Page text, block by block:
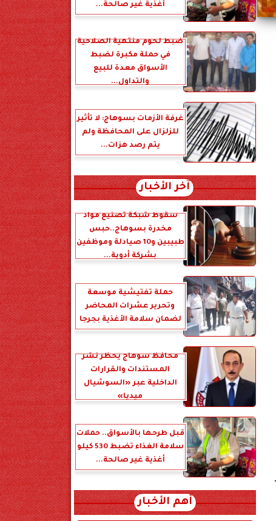
أغذية غير صالحة...
ضبط لحوم منتهية الصلاحية
في حملة مكبرة لضبط
الأسواق معدة للبيع
والتداول...
غرفة الأزمات بسوهاج: لا تأثير
للزلزال على المحافظة ولم
يتم رصد هزات...
آخر الأخبار
سقوط شبكة تصنيع مواد
مخدرة بسوهاج..حبس
طبيبين و10 صيادلة وموظفين
بشركة أدوية...
حملة تفتيشية موسعة
وتحرير عشرات المحاضر
لضمان سلامة الأغذية بجرجا
محافظ سوهاج يحظر نشر
المستندات والقرارات
الداخلية عبر «السوشيال
ميديا»
قبل طرحها بالأسواق.. حملات
سلامة الغذاء تضبط 530 كيلو
أغذية غير صالحة...
أهم الأخبار